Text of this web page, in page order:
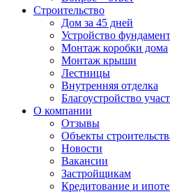
Строительство
Дом за 45 дней
Устройство
Монтаж коробки дома
Монтаж крыши
Лестницы
Внутренняя отделка
Благоустройство
О компании
Отзывы
Объекты
Новости
Вакансии
Застройщикам
Кредитование и